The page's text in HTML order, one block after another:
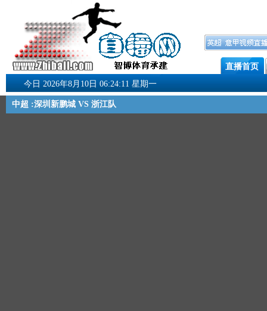
直播首页
今日 2026年8月10日 06:24:12 星期一
中超 :深圳新鹏城 VS 浙江队